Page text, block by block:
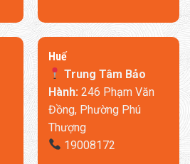
​Huế
Trung Tâm Bảo
Hành:246 Phạm Văn
Đồng, Phường Phú
Thượng
19008172